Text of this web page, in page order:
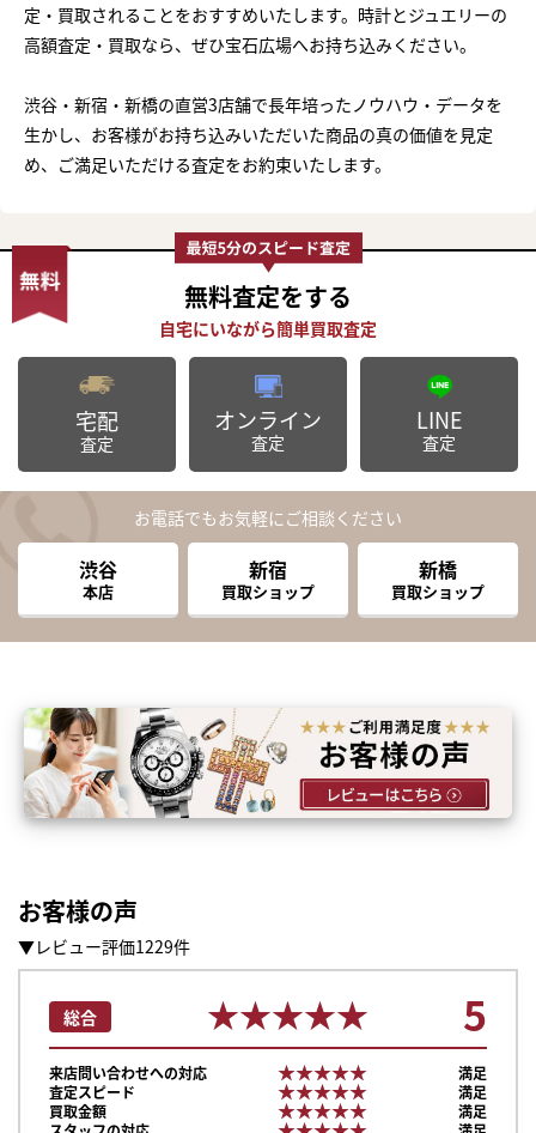
定・買取されることをおすすめいたします。時計とジュエリーの
高額査定・買取なら、ぜひ宝石広場へお持ち込みください。
渋谷・新宿・新橋の直営3店舗で長年培ったノウハウ・データを
生かし、お客様がお持ち込みいただいた商品の真の価値を見定
め、ご満足いただける査定をお約束いたします。
無料査定をする
宅配
査定
オンライン
査定
LINE
査定
お電話でもお気軽にご相談ください
渋谷
本店
新宿
買取ショップ
新橋
買取ショップ
お客様の声
▼レビュー評価1229件
総合 ★★★★★
★★★★★ 5
来店問い合わせへの対応 ★★★★★
★★★★★
満足
査定スピード
★★★★★
★★★★★
満足
買取金額
★★★★★
★★★★★
満足